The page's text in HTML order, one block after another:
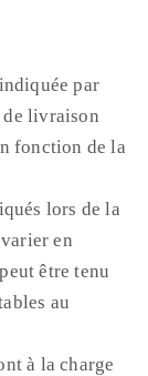
par
de livraison
fonction de la
lors de la
en
être tenu
au
à la charge